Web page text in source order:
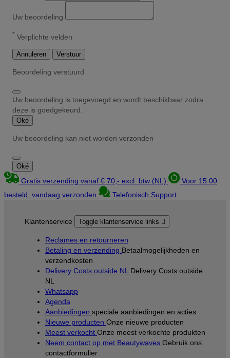
Uw beoordeling
* Verplichte velden
Annuleren Verstuur
Beoordeling verstuurd
Uw beoordeling is toegevoegd en wordt beschikbaar zodra
deze is goedgekeurd.
Oké
Uw beoordeling kan niet worden verzonden
Oké
Gratis verzending vanaf € 70,- excl. btw (NL)
Voor 15:00
besteld, vandaag verzonden
Telefonisch Support
Klantenservice Toggle klantenservice links 
Reclames en retourneren
Betaling en verzending Betaalmogelijkheden en
verzendkosten
Delivery Costs outside NL Delivery Costs outside
NL
Whatsapp
Agenda
Aanbiedingen speciale aanbiedingen en acties
Nieuwe producten Onze nieuwe producten
Meest verkocht Onze meest verkochte produkten
Neem contact op met Beautywaves Gebruik ons
contactformulier